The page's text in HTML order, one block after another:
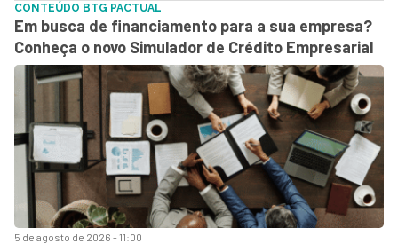
5 de agosto de 2026 - 11:00
CONTEÚDO BTG PACTUAL
Em busca de financiamento para a sua empresa?
Conheça o novo Simulador de Crédito Empresarial